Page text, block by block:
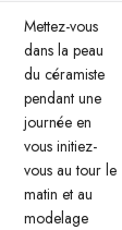
Mettez-vous
dans la peau
du céramiste
pendant une
journée en
vous initiez-
vous au tour le
matin et au
modelage